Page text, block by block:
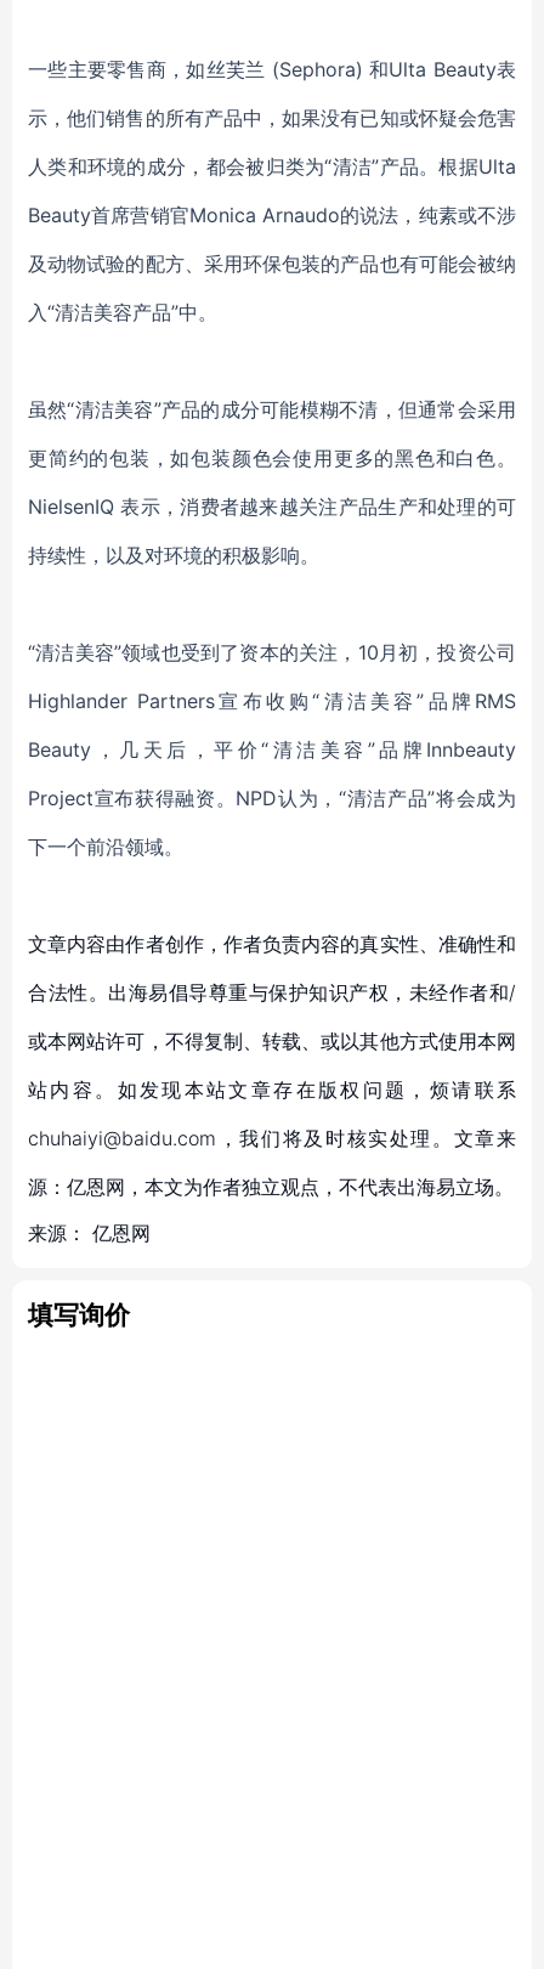
一些主要零售商，如丝芙兰 (Sephora) 和Ulta Beauty表
示 ，他们销售的所有产品中，如果没有已知或怀疑会危害
人类和环境的成分， 都会被归类为“清洁”产品。根据Ulta
Beauty首席营销官Monica Arnaudo的说法， 纯素或不涉
及动物试验的配方、 采用环保包装的产品也有可能会被纳
入“清洁美容产品”中。
虽然“清洁美容”产品的成分可能模糊不清，但通常会采用
更简约的包装，如包装颜色会使用更多的黑色和白色。
NielsenIQ 表示，消费者越来越关注产品生产和处理的可
持续性， 以及对环境的积极影响。
“清洁美容”领域也受到了资本的关注，10月初，投资公司
Highlander Partners宣布收购“清洁美容”品牌RMS
Beauty，几天后，平价“清洁美容”品牌Innbeauty
Project宣布获得融资。NPD认为，“清洁产品”将会成为
下一个前沿领域。
文章内容由作者创作，作者负责内容的真实性、准确性和
合法性。出海易倡导尊重与保护知识产权，未经作者和/
或本网站许可，不得复制、转载、或以其他方式使用本网
站内容。如发现本站文章存在版权问题，烦请联系
chuhaiyi@baidu.com，我们将及时核实处理。文章来
源：亿恩网，本文为作者独立观点，不代表出海易立场。
来源： 亿恩网
填写询价